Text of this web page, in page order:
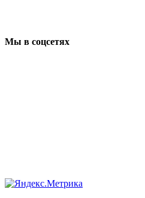
Мы в соцсетях